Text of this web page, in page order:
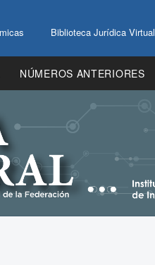
Biblioteca Jurídica Virtual
NÚMEROS ANTERIORES